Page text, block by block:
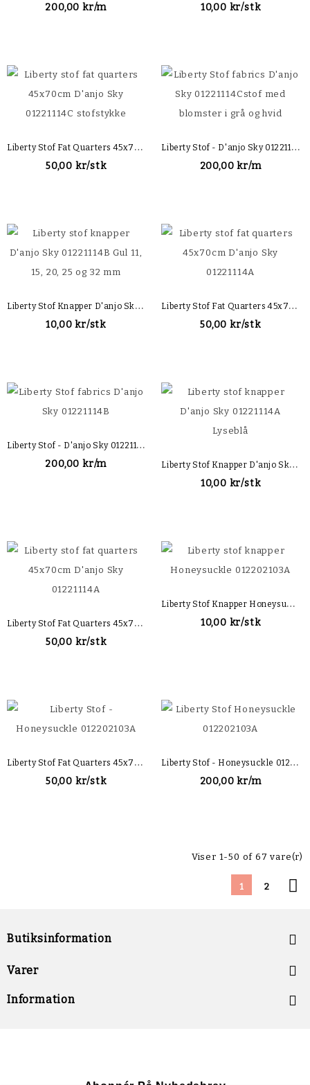
200,00 kr/m 10,00 kr/stk
L
Iberty Stof Fat Quarters 45x70cm D'anjo Sky 01221114C
50,00 kr/stk
L
Iberty Stof - D'anjo Sky 01221114C
200,00 kr/m
L
Iberty Stof Knapper D'anjo Sky 01221114B Gul
10,00 kr/stk
L
Iberty Stof Fat Quarters 45x70cm D'anjo Sky 01221114B
50,00 kr/stk
L
Iberty Stof - D'anjo Sky 01221114B
200,00 kr/m L
Iberty Stof Knapper D'anjo Sky 01221114A Lyseblå
10,00 kr/stk
L
Iberty Stof Fat Quarters 45x70cm D'anjo Sky 01221114A
50,00 kr/stk
L
Iberty Stof Knapper Honeysuckle 012202103A
10,00 kr/stk
L
Iberty Stof Fat Quarters 45x70cm Honeysuckle 012202103A
50,00 kr/stk
L
Iberty Stof - Honeysuckle 012202103A
200,00 kr/m
Viser 1-50 of 67 vare(r)
1 2 
Butiksinformation 
Varer 
Information 